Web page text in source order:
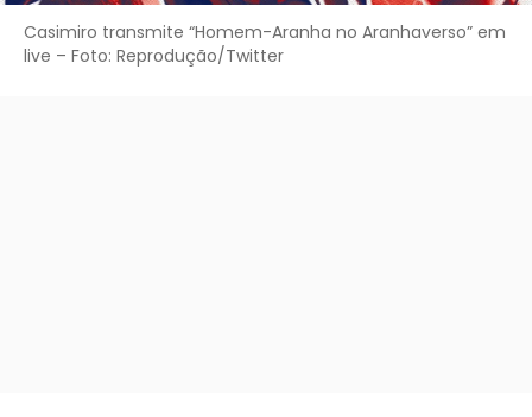
Casimiro transmite “Homem-Aranha no Aranhaverso” em
live – Foto: Reprodução/Twitter